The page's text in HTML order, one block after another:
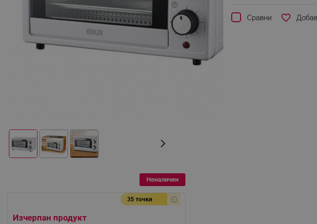
Сравни favorite_border
Неналичен
35 точки
Изчерпан продукт